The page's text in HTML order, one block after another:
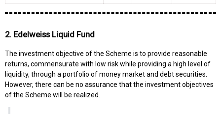
2. Edelweiss Liquid Fund
The investment objective of the Scheme is to provide reasonable
returns, commensurate with low risk while providing a high level of
liquidity, through a portfolio of money market and debt securities.
However, there can be no assurance that the investment objectives
of the Scheme will be realized.